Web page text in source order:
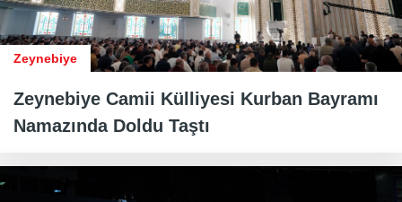
Zeynebiye
Zeynebiye Camii Külliyesi Kurban Bayramı
Namazında Doldu Taştı